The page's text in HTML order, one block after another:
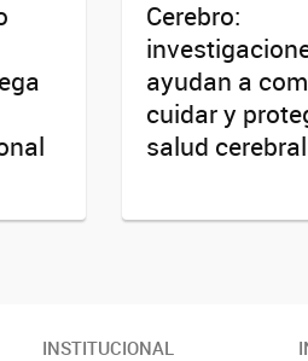
Cerebro:
ayudan a
cuidar y
salud cerebral
INSTITUCIONAL